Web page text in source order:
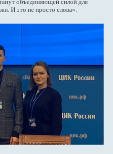
объединяющей силой для
И это не просто слова».